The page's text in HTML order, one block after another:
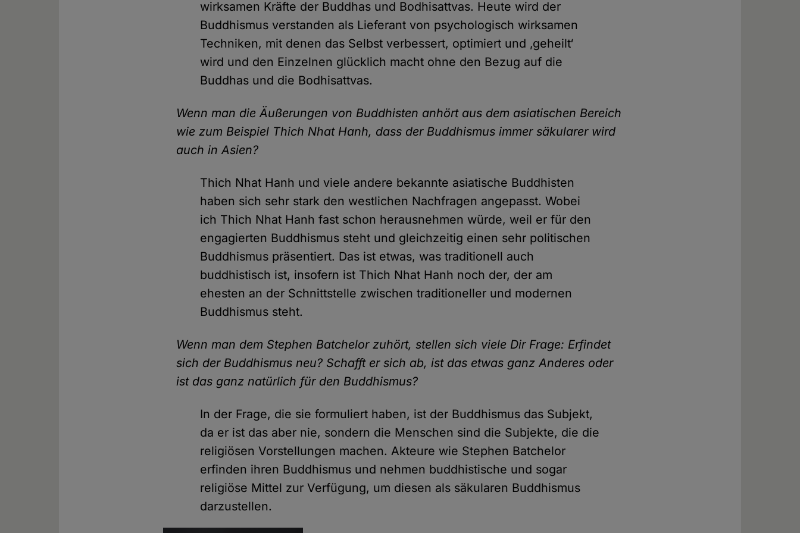
wirksamen Kräfte der Buddhas und Bodhisattvas. Heute wird der
Buddhismus verstanden als Lieferant von psychologisch wirksamen
Techniken, mit denen das Selbst verbessert, optimiert und ‚geheilt‘
wird und den Einzelnen glücklich macht ohne den Bezug auf die
Buddhas und die Bodhisattvas.
Wenn man die Äußerungen von Buddhisten anhört aus dem asiatischen Bereich
wie zum Beispiel Thich Nhat Hanh, dass der Buddhismus immer säkularer wird
auch in Asien?
Thich Nhat Hanh und viele andere bekannte asiatische Buddhisten
haben sich sehr stark den westlichen Nachfragen angepasst. Wobei
ich Thich Nhat Hanh fast schon herausnehmen würde, weil er für den
engagierten Buddhismus steht und gleichzeitig einen sehr politischen
Buddhismus präsentiert. Das ist etwas, was traditionell auch
buddhistisch ist, insofern ist Thich Nhat Hanh noch der, der am
ehesten an der Schnittstelle zwischen traditioneller und modernen
Buddhismus steht.
Wenn man dem Stephen Batchelor zuhört, stellen sich viele Dir Frage: Erfindet
sich der Buddhismus neu? Schafft er sich ab, ist das etwas ganz Anderes oder
ist das ganz natürlich für den Buddhismus?
In der Frage, die sie formuliert haben, ist der Buddhismus das Subjekt,
da er ist das aber nie, sondern die Menschen sind die Subjekte, die die
religiösen Vorstellungen machen. Akteure wie Stephen Batchelor
erfinden ihren Buddhismus und nehmen buddhistische und sogar
religiöse Mittel zur Verfügung, um diesen als säkularen Buddhismus
darzustellen.